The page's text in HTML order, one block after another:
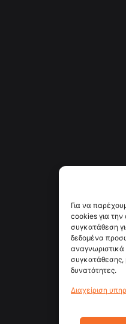
Για να
cookies για
συγκατάθεση
δεδομένα
συγκατάθεσης,
δυνατότητες.
Διαχείριση